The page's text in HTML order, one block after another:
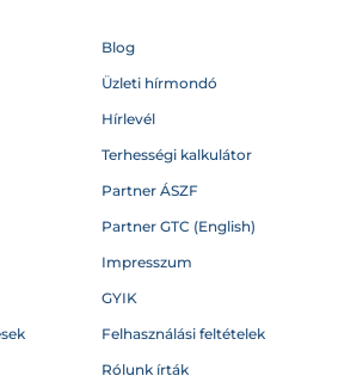
Blog
Üzleti hírmondó
Hírlevél
Terhességi kalkulátor
Partner ÁSZF
Partner GTC (English)
Impresszum
GYIK
Felhasználási feltételek
Rólunk írták